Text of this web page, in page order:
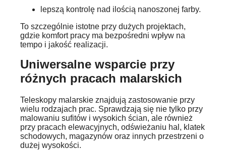
lepszą kontrolę nad ilością nanoszonej farby.
To szczególnie istotne przy dużych projektach,
gdzie komfort pracy ma bezpośredni wpływ na
tempo i jakość realizacji.
Uniwersalne wsparcie przy
różnych pracach malarskich
Teleskopy malarskie znajdują zastosowanie przy
wielu rodzajach prac. Sprawdzają się nie tylko przy
malowaniu sufitów i wysokich ścian, ale również
przy pracach elewacyjnych, odświeżaniu hal, klatek
schodowych, magazynów oraz innych przestrzeni o
dużej wysokości.